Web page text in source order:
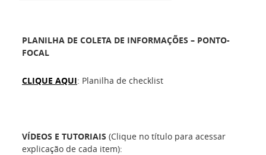
PLANILHA DE COLETA DE INFORMAÇÕES – PONTO-
FOCAL
CLIQUE AQUI: Planilha de checklist
VÍDEOS E TUTORIAIS (Clique no título para acessar
explicação de cada item):